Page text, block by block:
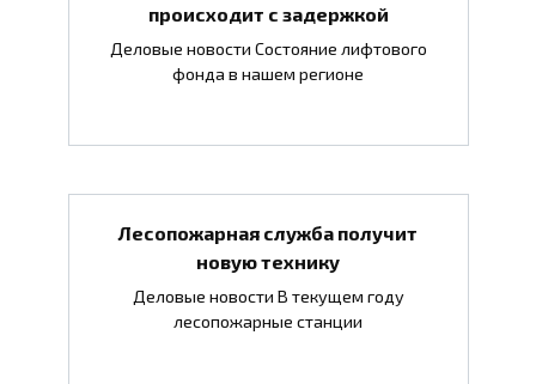
происходит с задержкой
Деловые новости Состояние лифтового
фонда в нашем регионе
Лесопожарная служба получит
новую технику
Деловые новости В текущем году
лесопожарные станции